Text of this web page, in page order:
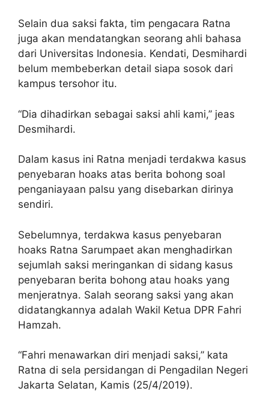
Selain dua saksi fakta, tim pengacara Ratna
juga akan mendatangkan seorang ahli bahasa
dari Universitas Indonesia. Kendati, Desmihardi
belum membeberkan detail siapa sosok dari
kampus tersohor itu.
“Dia dihadirkan sebagai saksi ahli kami,” jeas
Desmihardi.
Dalam kasus ini Ratna menjadi terdakwa kasus
penyebaran hoaks atas berita bohong soal
penganiayaan palsu yang disebarkan dirinya
sendiri.
Sebelumnya, terdakwa kasus penyebaran
hoaks Ratna Sarumpaet akan menghadirkan
sejumlah saksi meringankan di sidang kasus
penyebaran berita bohong atau hoaks yang
menjeratnya. Salah seorang saksi yang akan
didatangkannya adalah Wakil Ketua DPR Fahri
Hamzah.
“Fahri menawarkan diri menjadi saksi,” kata
Ratna di sela persidangan di Pengadilan Negeri
Jakarta Selatan, Kamis (25/4/2019).